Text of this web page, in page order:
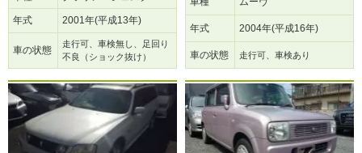
年式 2001年(平成13年)
車の状態
走行可、車検無し、足回り
不良（ショック抜け）
年式 2004年(平成16年)
車の状態 走行可、車検あり